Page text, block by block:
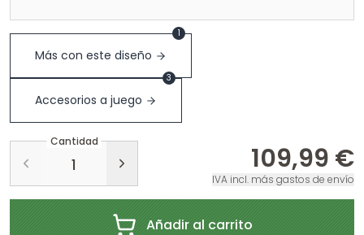
Más con este diseño
1
Accesorios a juego
3
Cantidad
109,99 €
IVA incl. más gastos de envío
Añadir al carrito